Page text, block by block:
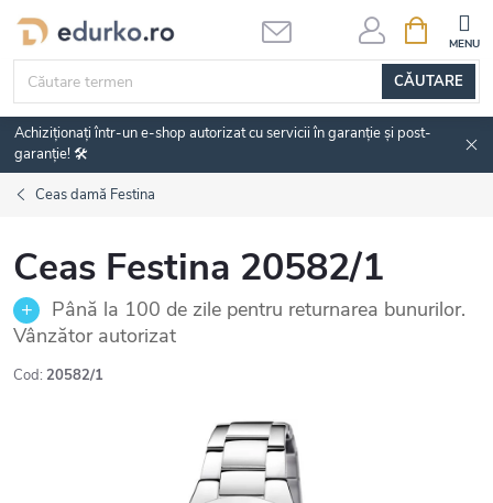
Treci
conținut
CĂUTARE
DE
Achiziționați într-un e-shop autorizat cu servicii în garanție și post-
garanție! 🛠️
Ceas damă Festina
Ceas Festina 20582/1
Până la 100 de zile pentru returnarea bunurilor.
Vânzător autorizat
Cod: 20582/1